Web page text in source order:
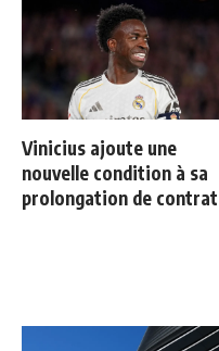
Vinicius ajoute une
nouvelle condition à sa
prolongation de contrat